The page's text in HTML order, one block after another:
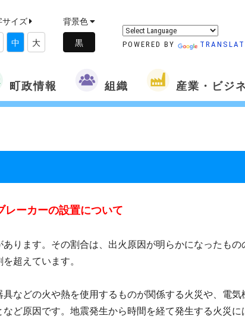
サイズ
中 大
背景色
POWERED BY
町政情報 組織 産業・ビジ
レーカーの設置について
ります。その割合は、出火原因が明らかになったもの
超えています。
具などの火や熱を使用するものが関係する火災や、電気
ど原因です。地震発生から時間を経て発生する火災に